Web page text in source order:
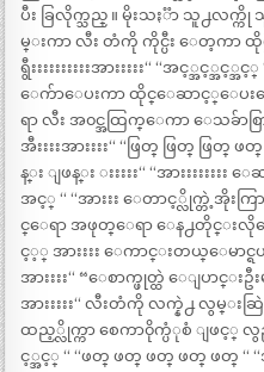
ပီး ခြလိုက္သည္ ။ မိုးသႏၱာ သူ႕လက္ကို
မ္းကာ လီး တံကို ကိုင္ပီး ေတ့ကာ ထိုင္ခ်လိုက္
ရွီးးးးးးးးးးအားးးးး“ “အင့္အ
ေက်ာေပးကာ ထိုင္ေဆာင့္ေပးေ
ရာ လီး အ၀င္အထြက္ေကာ ေသခ်ာစြ
အီးးးးအားးးး“ “ဖြတ္ ဖြတ္ ဖ
န္း ျဖန္း းးးးး“ “အားးးးးးး
အင့္ “ “အားးး ေတာင့္လိုက္တဲ့အိုးကြာ
င္ေရာ အဖုတ္ေရာ ေန႕တိုင္းလိုေန
င့့္ အားးးး ေကာင္းတယ္ေမာင္ရယ္
အားးးး“ “ေစာက္ဖုတ္ထဲ ေျပာင္းဦ
အားးးးး“ လီးတံကို လက္နဲ႕ လွမ္း
ထည့္လိုက္ကာ စေကာ၀ိုက္ပံုစံ ျဖင့္
င့္အင့္ “ “ဖတ္ ဖတ္ ဖတ္ ဖတ္ ဖတ္ “ “အင္း